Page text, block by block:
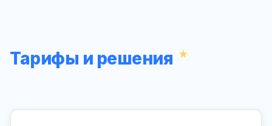
Тарифы и решения